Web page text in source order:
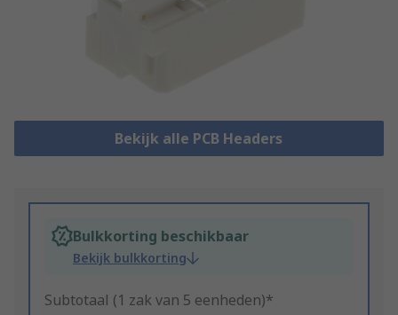
Bekijk alle PCB Headers
Bulkkorting beschikbaar
Bekijk bulkkorting
Subtotaal (1 zak van 5 eenheden)*